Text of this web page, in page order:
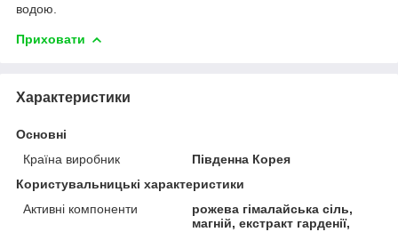
водою.
Приховати
Характеристики
Основні
Країна виробник
Південна Корея
Користувальницькі характеристики
Активні компоненти
рожева гімалайська сіль,
магній, екстракт гарденії,